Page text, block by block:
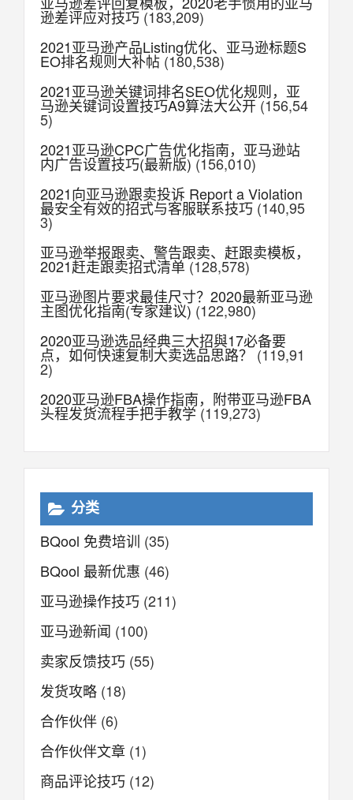
逊差评应对技巧(183,209)
2021亚马逊产品Listing优化、亚马逊标题S
EO排名规则大补帖 (180,538)
2021亚马逊关键词排名SEO优化规则，亚
马逊关键词设置技巧A9算法大公开(156,54
5)
2021亚马逊CPC广告优化指南，亚马逊站
内广告设置技巧(最新版)(156,010)
2021向亚马逊跟卖投诉 Report a Violation
最安全有效的招式与客服联系技巧 (140,95
3)
亚马逊举报跟卖、警告跟卖、赶跟卖模板，
2021赶走跟卖招式清单(128,578)
亚马逊图片要求最佳尺寸？2020最新亚马逊
主图优化指南(专家建议) (122,980)
2020亚马逊选品经典三大招與17必备要
点，如何快速复制大卖选品思路？ (119,91
2)
2020亚马逊FBA操作指南，附带亚马逊FBA
头程发货流程手把手教学(119,273)
分类
BQool 免费培训 (35)
BQool 最新优惠 (46)
亚马逊操作技巧 (211)
亚马逊新闻 (100)
卖家反馈技巧 (55)
发货攻略 (18)
合作伙伴 (6)
合作伙伴文章 (1)
商品评论技巧 (12)